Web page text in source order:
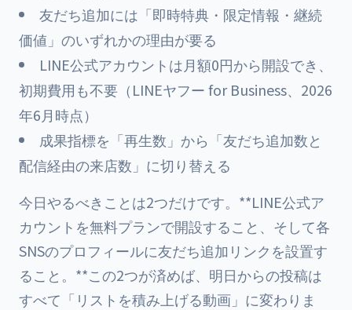
友だち追加には「即時特典・限定情報・継続
価値」のいずれかの理由が要る
LINE公式アカウントは月額0円から開設でき、
初期費用も不要（LINEヤフー for Business、2026
年6月時点）
成果指標を「再生数」から「友だち追加数と
配信経由の来店数」に切り替える
今日やるべきことは2つだけです。**LINE公式ア
カウントを無料プランで開設すること、そして各
SNSのプロフィールに友だち追加リンクを設置す
ること。**この2つが済めば、明日からの投稿は
すべて「リストを積み上げる動画」に変わりま